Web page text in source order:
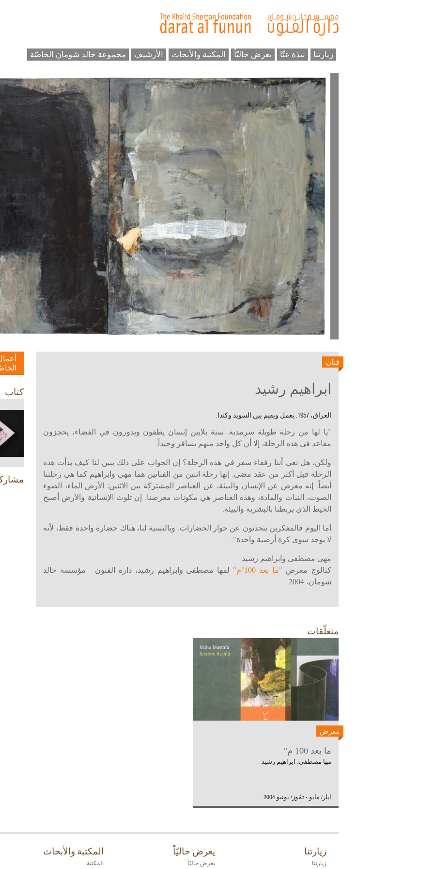
زيارتنا نبذة عنّا يعرض حاليّاً المكتبة والأبحاث الأرشيف مجموعة خالد شومان الخاصّة
فنان
ابراهيم رشيد
العراق، 1957. يعمل ويقيم بين السويد وكندا.
"يا لها من رحلة طويلة سرمدية. ستة بلايين إنسان يطفون ويدورون في الفضاء، يحجزون
مقاعد في هذه الرحلة، إلا أن كل واحد منهم يسافر وحيداً.
ولكن، هل نعي أننا رفقاء سفر في هذه الرحلة؟ إن الجواب على ذلك يبين لنا كيف بدأت هذه
الرحلة قبل أكثر من عقد مضى. إنها رحلة اثنين من الفنانين هما مهى وابراهيم كما هي رحلتنا
أيضاً. إنه معرض عن الإنسان والبيئة، عن العناصر المشتركة بين الاثنين: الأرض الماء، الضوء
الصوت، النبات والمادة، وهذه العناصر هي مكونات معرضنا. إن تلوث الإنسانية والأرض أصبح
الخيط الذي يربطنا بالبشرية والبيئة.
أما اليوم فالمفكرين يتحدثون عن حوار الحضارات. وبالنسبة لنا، هناك حضارة واحدة فقط، لأنه
لا يوجد سوى كرة أرضية واحدة".
مهى مصطفى وابراهيم رشيد
كتالوج معرض "ما بعد 100°م
" لمها مصطفى وابراهيم رشيد، دارة الفنون - مؤسسة خالد
شومان، 2004
كتاب
متعلّقات
معرض
ما بعد 100 م°
مها مصطفى، ابراهيم رشيد
ايار/ مايو - تمّوز/ يونيو 2004
زيارتنا
زيارتنا
يعرض حاليّاً
يعرض حاليّاً
المكتبة والأبحاث
المكتبة